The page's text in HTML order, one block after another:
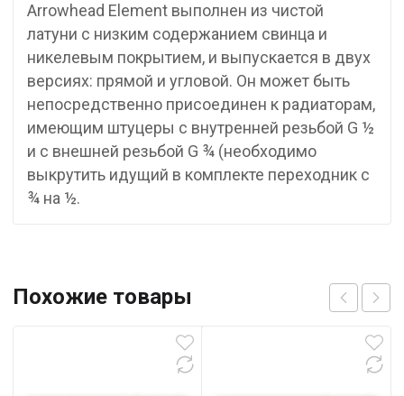
Arrowhead Element выполнен из чистой
латуни с низким содержанием свинца и
никелевым покрытием, и выпускается в двух
версиях: прямой и угловой. Он может быть
непосредственно присоединен к радиаторам,
имеющим штуцеры с внутренней резьбой G ½
и с внешней резьбой G ¾ (необходимо
выкрутить идущий в комплекте переходник с
¾ на ½.
Похожие товары